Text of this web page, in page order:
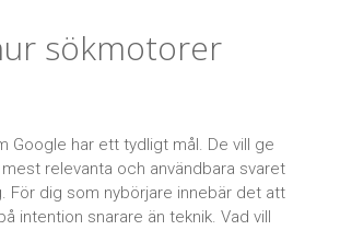
sökmotorer
Google har ett tydligt mål. De vill ge
relevanta och användbara svaret
För dig som nybörjare innebär det att
intention snarare än teknik. Vad vill